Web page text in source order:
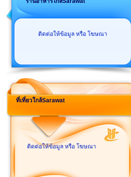
ติดต่อให้ข้อมูล หรือ โฆษณา
ที่เที่ยวใกล้Sarawat
ติดต่อให้ข้อมูล หรือ โฆษณา